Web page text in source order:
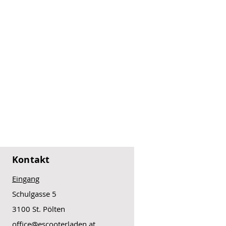
Kontakt
Eingang
Schulgasse 5
3100 St. Pölten